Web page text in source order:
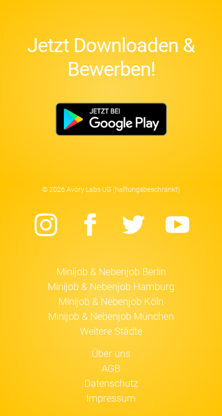
Jetzt Downloaden &
Bewerben!
© 2026 Avory Labs UG (haftungsbeschränkt)
Instagram
Facebook
Twitter
Minijob & Nebenjob Berlin
Minijob & Nebenjob Hamburg
Minijob & Nebenjob Köln
Minijob & Nebenjob München
Weitere Städte
Über uns
AGB
Datenschutz
Impressum